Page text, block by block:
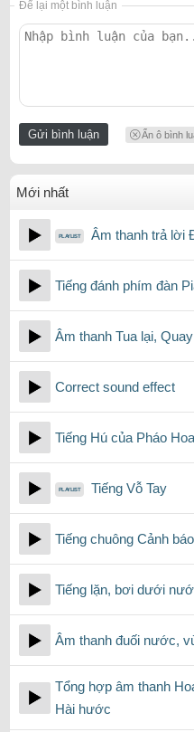
Để lại một bình luận
Ẩn ô bình
Mới nhất
Âm thanh trả lời
Tiếng đánh phím đàn
Âm thanh Tua lại,
Correct sound effect
Tiếng Hú của Pháo
Tiếng Vỗ Tay
Tiếng chuông Cảnh
Tiếng lặn, bơi dưới
Âm thanh đuối nước,
Tổng hợp âm thanh
Hài hước